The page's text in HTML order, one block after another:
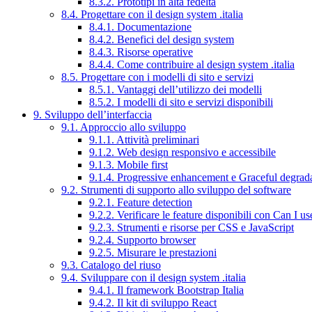
8.4. Progettare con il design system .italia
8.4.1. Documentazione
8.4.2. Benefici del design system
8.4.3. Risorse operative
8.4.4. Come contribuire al design system .italia
8.5. Progettare con i modelli di sito e servizi
8.5.1. Vantaggi dell’utilizzo dei modelli
8.5.2. I modelli di sito e servizi disponibili
9. Sviluppo dell’interfaccia
9.1. Approccio allo sviluppo
9.1.1. Attività preliminari
9.1.2. Web design responsivo e accessibile
9.1.3. Mobile first
9.1.4. Progressive enhancement e Graceful
9.2. Strumenti di supporto allo sviluppo del software
9.2.1. Feature detection
9.2.2. Verificare le feature disponibili con Can I
9.2.3. Strumenti e risorse per CSS e JavaScript
9.2.4. Supporto browser
9.2.5. Misurare le prestazioni
9.3. Catalogo del riuso
9.4. Sviluppare con il design system .italia
9.4.1. Il framework Bootstrap Italia
9.4.2. Il kit di sviluppo React